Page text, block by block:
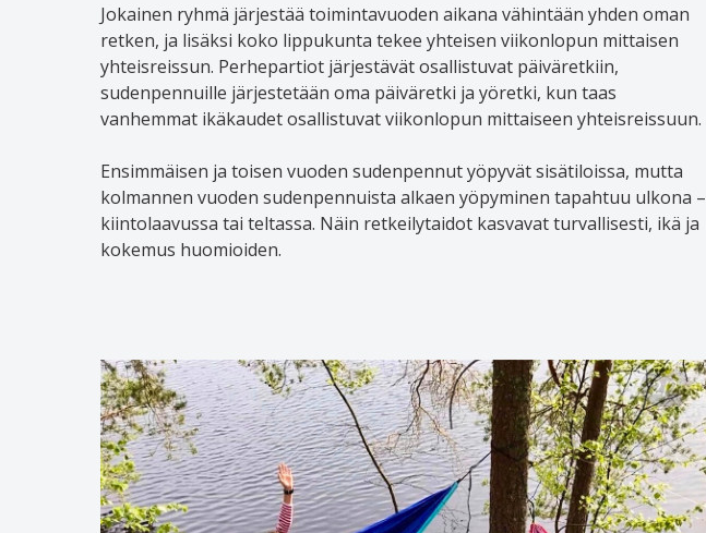
Jokainen ryhmä järjestää toimintavuoden aikana vähintään yhden oman
retken, ja lisäksi koko lippukunta tekee yhteisen viikonlopun mittaisen
yhteisreissun. Perhepartiot järjestävät osallistuvat päiväretkiin,
sudenpennuille järjestetään oma päiväretki ja yöretki, kun taas
vanhemmat ikäkaudet osallistuvat viikonlopun mittaiseen yhteisreissuun.
Ensimmäisen ja toisen vuoden sudenpennut yöpyvät sisätiloissa, mutta
kolmannen vuoden sudenpennuista alkaen yöpyminen tapahtuu ulkona –
kiintolaavussa tai teltassa. Näin retkeilytaidot kasvavat turvallisesti, ikä ja
kokemus huomioiden.